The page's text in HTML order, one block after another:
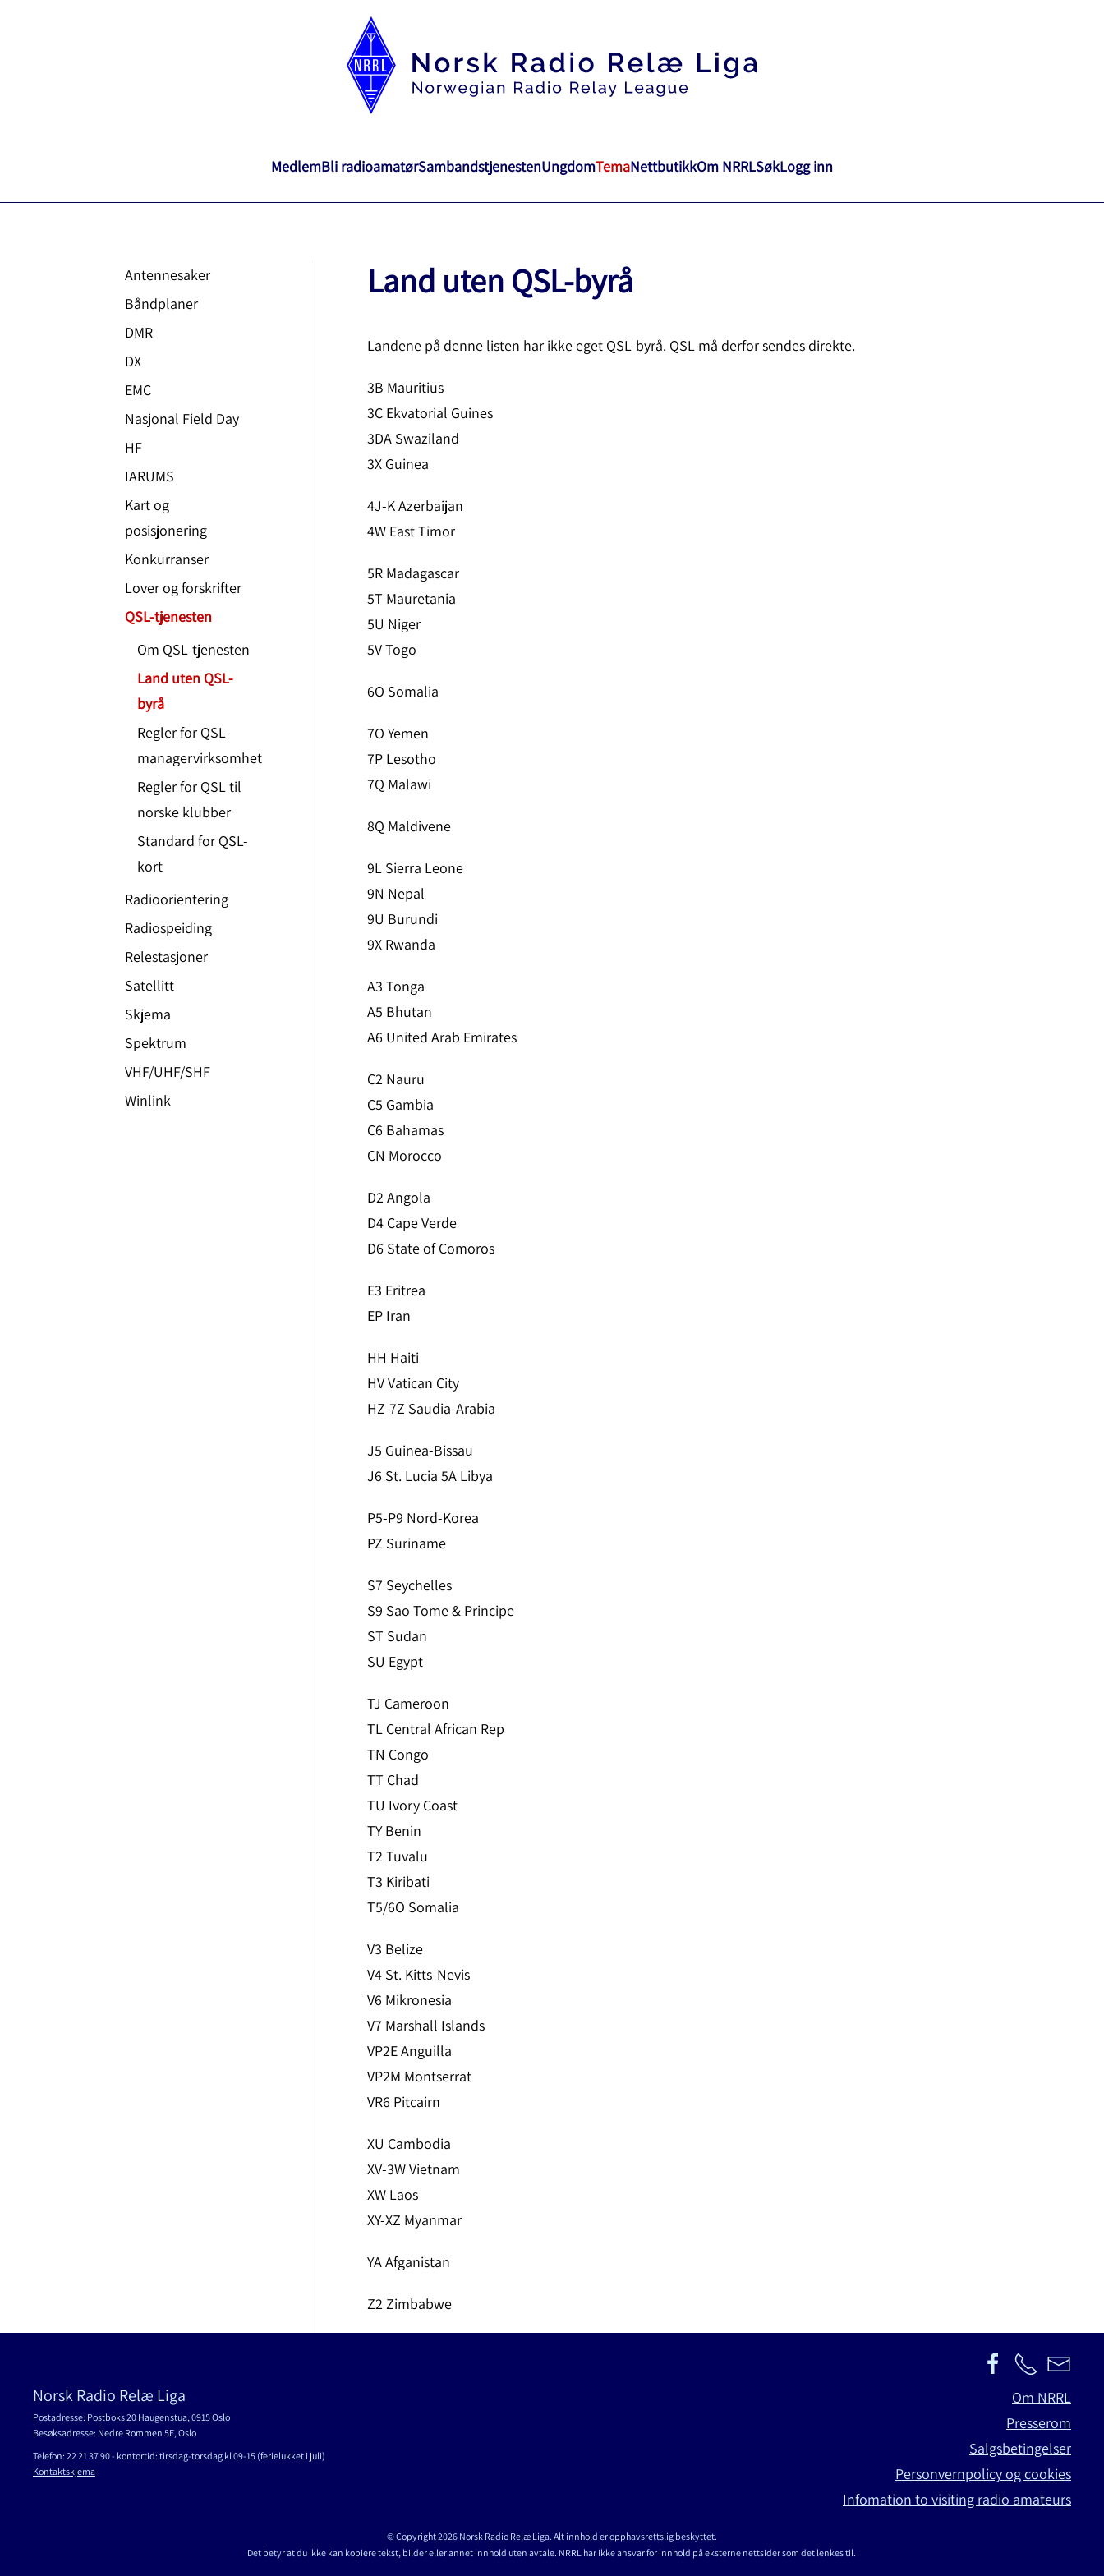
MedlemBli radioamatørSambandstjenestenUngdomTemaNettbutikkOm NRRLSøkLogg inn
Land uten QSL-byrå
Landene på denne listen har ikke eget QSL-byrå. QSL må derfor sendes direkte.
3B Mauritius
3C Ekvatorial Guines
3DA Swaziland
3X Guinea
4J-K Azerbaijan
4W East Timor
5R Madagascar
5T Mauretania
5U Niger
5V Togo
6O Somalia
7O Yemen
7P Lesotho
7Q Malawi
8Q Maldivene
9L Sierra Leone
9N Nepal
9U Burundi
9X Rwanda
A3 Tonga
A5 Bhutan
A6 United Arab Emirates
C2 Nauru
C5 Gambia
C6 Bahamas
CN Morocco
D2 Angola
D4 Cape Verde
D6 State of Comoros
E3 Eritrea
EP Iran
HH Haiti
HV Vatican City
HZ-7Z Saudia-Arabia
J5 Guinea-Bissau
J6 St. Lucia 5A Libya
P5-P9 Nord-Korea
PZ Suriname
S7 Seychelles
S9 Sao Tome & Principe
ST Sudan
SU Egypt
TJ Cameroon
TL Central African Rep
TN Congo
TT Chad
TU Ivory Coast
TY Benin
T2 Tuvalu
T3 Kiribati
T5/6O Somalia
V3 Belize
V4 St. Kitts-Nevis
V6 Mikronesia
V7 Marshall Islands
VP2E Anguilla
VP2M Montserrat
VR6 Pitcairn
XU Cambodia
XV-3W Vietnam
XW Laos
XY-XZ Myanmar
YA Afganistan
Z2 Zimbabwe
Antennesaker
Båndplaner
DMR
DX
EMC
Nasjonal Field Day
HF
IARUMS
Kart og
posisjonering
Konkurranser
Lover og forskrifter
QSL-tjenesten
Om QSL-tjenesten
Land uten QSL-
byrå
Regler for QSL-
managervirksomhet
Regler for QSL til
norske klubber
Standard for QSL-
kort
Radioorientering
Radiospeiding
Relestasjoner
Satellitt
Skjema
Spektrum
VHF/UHF/SHF
Winlink
Norsk Radio Relæ Liga
Postadresse: Postboks 20 Haugenstua, 0915 Oslo
Besøksadresse: Nedre Rommen 5E, Oslo
Telefon: 22 21 37 90 - kontortid: tirsdag-torsdag kl 09-15 (ferielukket i juli)
Kontaktskjema
Om NRRL
Presserom
Salgsbetingelser
Personvernpolicy og cookies
Infomation to visiting radio amateurs
© Copyright 2026 Norsk Radio Relæ Liga. Alt innhold er opphavsrettslig beskyttet.
Det betyr at du ikke kan kopiere tekst, bilder eller annet innhold uten avtale. NRRL har ikke ansvar for innhold på eksterne nettsider som det lenkes til.